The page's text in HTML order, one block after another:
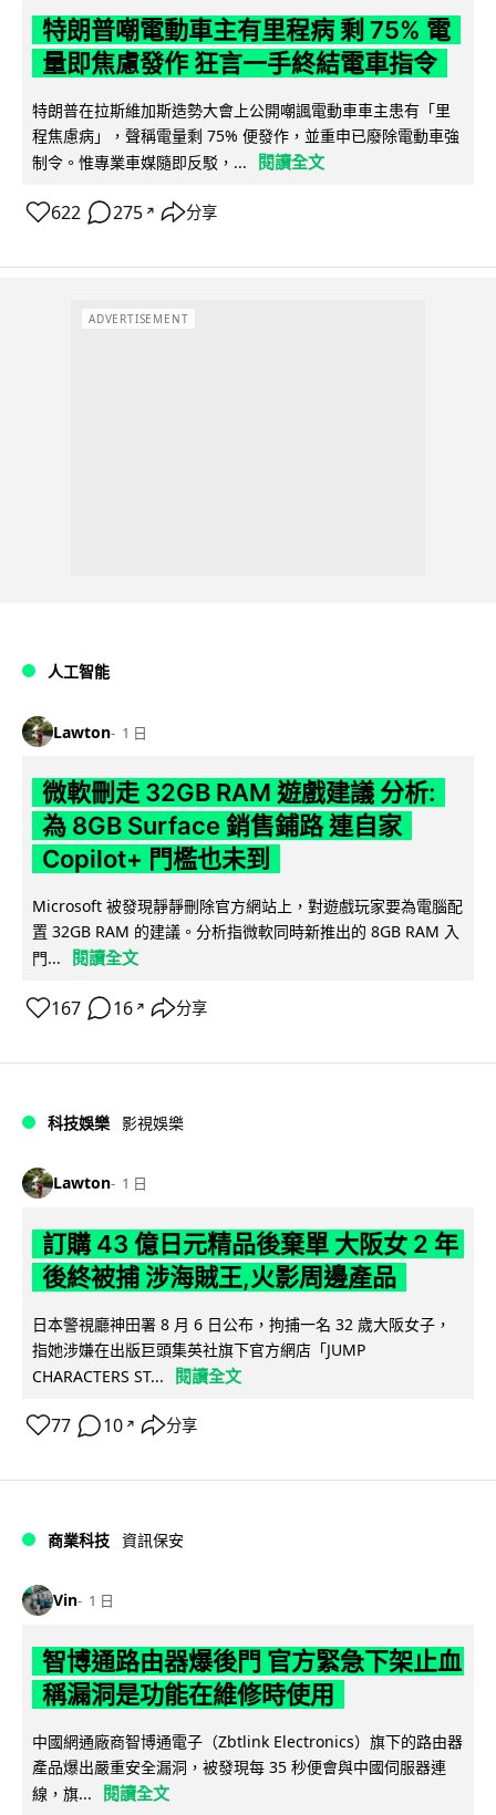
特朗普嘲電動車主有里程病 剩 75% 電
量即焦慮發作 狂言一手終結電車指令
特朗普在拉斯維加斯造勢大會上公開嘲諷電動車車主患有「里
程焦慮病」，聲稱電量剩 75% 便發作，並重申已廢除電動車強
制令。惟專業車媒隨即反駁，...
閱讀全文
622 275 ↗ 分享
ADVERTISEMENT
人工智能
Lawton 1 日
微軟刪走 32GB RAM 遊戲建議 分析:
為 8GB Surface 銷售鋪路 連自家
Copilot+ 門檻也未到
Microsoft 被發現靜靜刪除官方網站上，對遊戲玩家要為電腦配
置 32GB RAM 的建議。分析指微軟同時新推出的 8GB RAM 入
門...
閱讀全文
167 16 ↗ 分享
科技娛樂 影視娛樂
Lawton 1 日
訂購 43 億日元精品後棄單 大阪女 2 年
後終被捕 涉海賊王,火影周邊產品
日本警視廳神田署 8 月 6 日公布，拘捕一名 32 歲大阪女子，
指她涉嫌在出版巨頭集英社旗下官方網店「JUMP
CHARACTERS ST...
閱讀全文
77 10 ↗ 分享
商業科技 資訊保安
Vin 1 日
智博通路由器爆後門 官方緊急下架止血
稱漏洞是功能在維修時使用
中國網通廠商智博通電子（Zbtlink Electronics）旗下的路由器
產品爆出嚴重安全漏洞，被發現每 35 秒便會與中國伺服器連
線，旗...
閱讀全文